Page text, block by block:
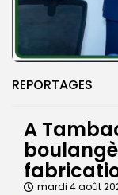
REPORTAGES
A
mardi 4 août